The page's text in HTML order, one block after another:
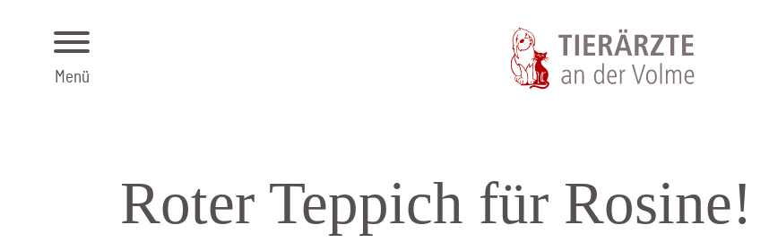
Menü
Roter Teppich für Rosine!